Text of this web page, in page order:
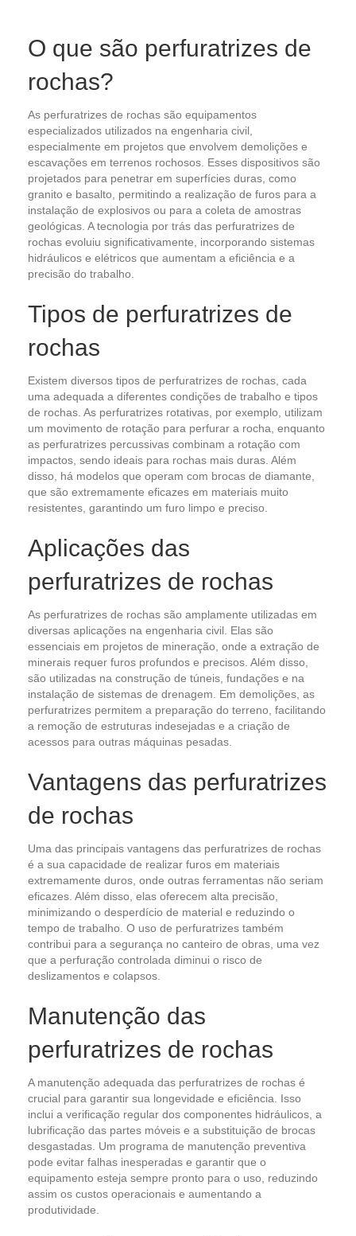
O que são perfuratrizes de
rochas?
As perfuratrizes de rochas são equipamentos
especializados utilizados na engenharia civil,
especialmente em projetos que envolvem demolições e
escavações em terrenos rochosos. Esses dispositivos são
projetados para penetrar em superfícies duras, como
granito e basalto, permitindo a realização de furos para a
instalação de explosivos ou para a coleta de amostras
geológicas. A tecnologia por trás das perfuratrizes de
rochas evoluiu significativamente, incorporando sistemas
hidráulicos e elétricos que aumentam a eficiência e a
precisão do trabalho.
Tipos de perfuratrizes de
rochas
Existem diversos tipos de perfuratrizes de rochas, cada
uma adequada a diferentes condições de trabalho e tipos
de rochas. As perfuratrizes rotativas, por exemplo, utilizam
um movimento de rotação para perfurar a rocha, enquanto
as perfuratrizes percussivas combinam a rotação com
impactos, sendo ideais para rochas mais duras. Além
disso, há modelos que operam com brocas de diamante,
que são extremamente eficazes em materiais muito
resistentes, garantindo um furo limpo e preciso.
Aplicações das
perfuratrizes de rochas
As perfuratrizes de rochas são amplamente utilizadas em
diversas aplicações na engenharia civil. Elas são
essenciais em projetos de mineração, onde a extração de
minerais requer furos profundos e precisos. Além disso,
são utilizadas na construção de túneis, fundações e na
instalação de sistemas de drenagem. Em demolições, as
perfuratrizes permitem a preparação do terreno, facilitando
a remoção de estruturas indesejadas e a criação de
acessos para outras máquinas pesadas.
Vantagens das perfuratrizes
de rochas
Uma das principais vantagens das perfuratrizes de rochas
é a sua capacidade de realizar furos em materiais
extremamente duros, onde outras ferramentas não seriam
eficazes. Além disso, elas oferecem alta precisão,
minimizando o desperdício de material e reduzindo o
tempo de trabalho. O uso de perfuratrizes também
contribui para a segurança no canteiro de obras, uma vez
que a perfuração controlada diminui o risco de
deslizamentos e colapsos.
Manutenção das
perfuratrizes de rochas
A manutenção adequada das perfuratrizes de rochas é
crucial para garantir sua longevidade e eficiência. Isso
inclui a verificação regular dos componentes hidráulicos, a
lubrificação das partes móveis e a substituição de brocas
desgastadas. Um programa de manutenção preventiva
pode evitar falhas inesperadas e garantir que o
equipamento esteja sempre pronto para o uso, reduzindo
assim os custos operacionais e aumentando a
produtividade.